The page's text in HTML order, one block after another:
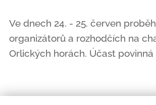
Ve dnech 24. - 25. červen
organizátorů a rozhodčích na
Orlických horách. Účast povinná